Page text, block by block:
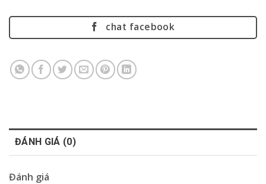
chat facebook
ĐÁNH GIÁ (0)
Đánh giá